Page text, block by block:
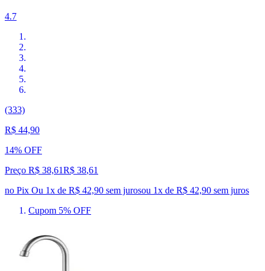
4.7
(333)
R$ 44,90
14% OFF
Preço R$ 38,61R$ 38,61
no Pix Ou 1x de R$ 42,90 sem jurosou 1x de R$ 42,90 sem juros
Cupom 5% OFF